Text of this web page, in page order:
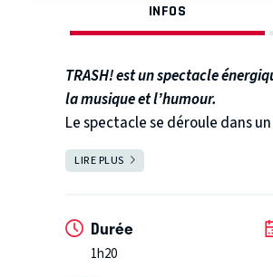
INFOS
TRASH! est un spectacle
la musique et l’humour.
Le spectacle se déroule dans
donnent une nouvelle vie à
dans notre société.
vont tout transformer en
Attention ! Leur talent fou est
LIRE PLUS
Durée
1h20